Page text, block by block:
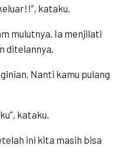
kataku.
mulutnya. Ia menjilati
ditelannya.
Nanti kamu pulang
kataku.
ini kita masih bisa